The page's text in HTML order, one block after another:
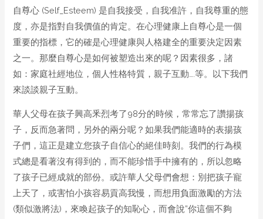
自尊心 (Self_Esteem) 是自我接受，自我准許，自我尊重的態
度，亦是指對自我價值的肯定。在心理健康上自尊心是一個
重要的指標，它的確是心理健康與人格建全的重要決定因素
之一。那麼自尊心是如何被塑造出來的呢？因素很多，諸
如：家庭社經地位，個人性格特質，親子互動….等。以下我們
來談談親子互動。
華人父母在孩子興高釆烈考了98分的時候，常常忘了讚揚孩
子，反而急著問，另外的兩分呢？如果我們能適時的表揚孩
子們，這正是建立您孩子自信心的絕佳時刻。我們的行為模
式總是看著沒有得到的，而不能珍惜手中擁有的，所以忽略
了孩子已經成就的部份。或許華人父母們會想：別把孩子寵
上天了，或害怕小孩容易貢高我慢，而想用負面激勵的方法
(類似激將法)，來喚起孩子的知恥心，而會說”你這個不夠